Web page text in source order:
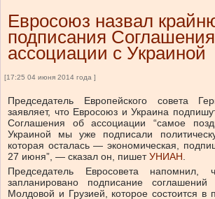
Евросоюз назвал
подписания
ассоциации с Украиной
[17:25 04 июня 2014 года ]
Председатель Европейского совета
заявляет, что Евросоюз и Украина
Соглашения об ассоциации “самое
Украиной мы уже подписали
которая осталась — экономическая,
27 июня”, — сказал он, пишетУНИАН.
Председатель Евросовета
запланировано подписание
Молдовой и Грузией, которое состоится в